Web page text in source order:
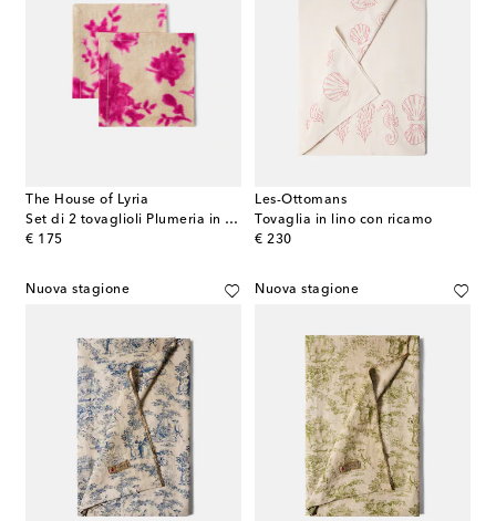
The House of Lyria
Set di 2 tovaglioli Plumeria in lino
€ 175
original price
Les-Ottomans
Tovaglia in lino con ricamo
€ 230
original price
Nuova stagione Nuova stagione